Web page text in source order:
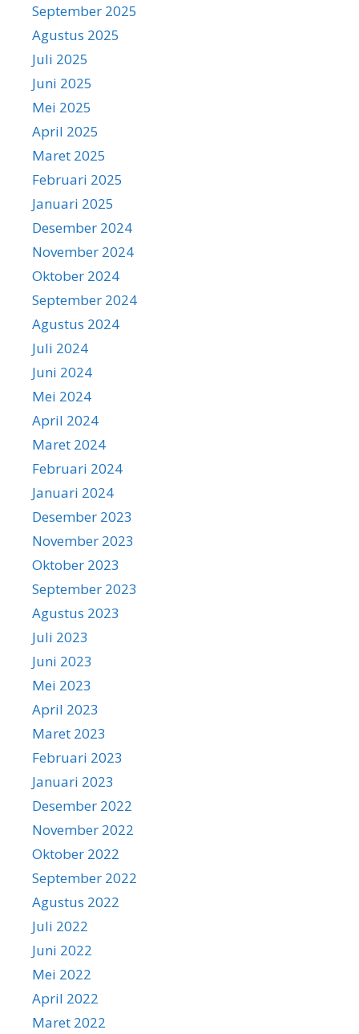
September 2025
Agustus 2025
Juli 2025
Juni 2025
Mei 2025
April 2025
Maret 2025
Februari 2025
Januari 2025
Desember 2024
November 2024
Oktober 2024
September 2024
Agustus 2024
Juli 2024
Juni 2024
Mei 2024
April 2024
Maret 2024
Februari 2024
Januari 2024
Desember 2023
November 2023
Oktober 2023
September 2023
Agustus 2023
Juli 2023
Juni 2023
Mei 2023
April 2023
Maret 2023
Februari 2023
Januari 2023
Desember 2022
November 2022
Oktober 2022
September 2022
Agustus 2022
Juli 2022
Juni 2022
Mei 2022
April 2022
Maret 2022